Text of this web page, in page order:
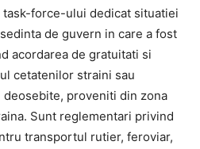
task-force-ului dedicat situatiei
de guvern in care a fost
acordarea de gratuitati si
cetatenilor straini sau
proveniti din zona
Sunt reglementari privind
transportul rutier, feroviar,